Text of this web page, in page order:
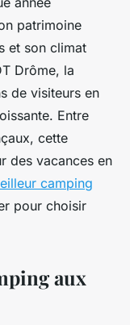
patrimoine
et son climat
Drôme, la
de visiteurs en
Entre
cette
des vacances en
camping
pour choisir
aux